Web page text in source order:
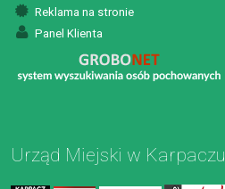
Reklama na stronie
Panel Klienta
Urząd Miejski w Karpaczu